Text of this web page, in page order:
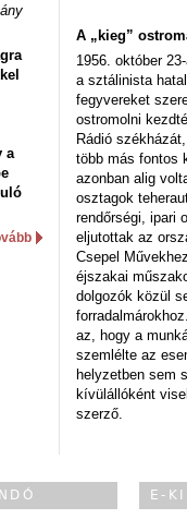
a
A „kieg”
1956. október
a sztálinista
fegyvereket
ostromolni
Rádió
több más fontos
azonban alig
osztagok
rendőrségi, ipari
eljutottak az
Csepel
éjszakai
dolgozók közül
az, hogy a
szemlélte az
helyzetben sem
kívülállóként
szerző.
E-